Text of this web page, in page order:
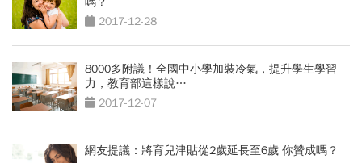
2017-12-28
8000多附議！全國中小學加裝冷氣，提升學生學習
力，教育部這樣說…
2017-12-07
網友提議：將育兒津貼從2歲延長至6歲 你贊成嗎？